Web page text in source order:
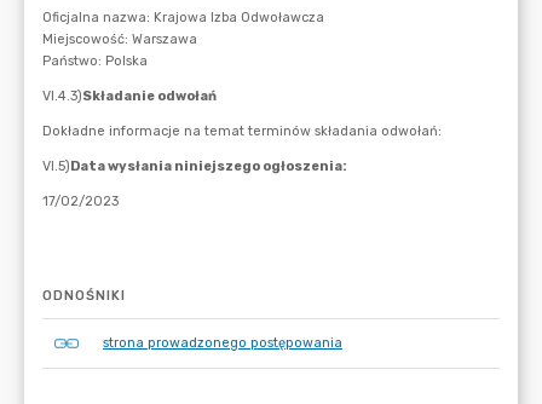
ODNOŚNIKI
strona prowadzonego postępowania